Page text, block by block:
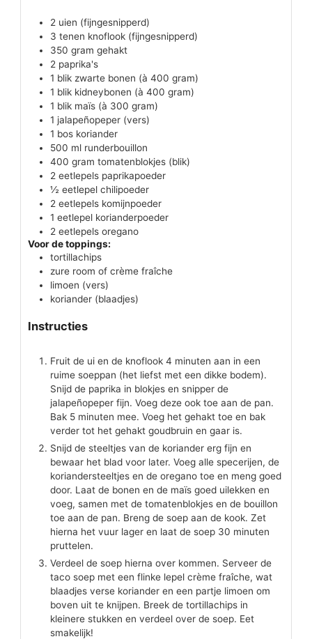
2 uien (fijngesnipperd)
3 tenen knoflook (fijngesnipperd)
350 gram gehakt
2 paprika's
1 blik zwarte bonen (à 400 gram)
1 blik kidneybonen (à 400 gram)
1 blik maïs (à 300 gram)
1 jalapeñopeper (vers)
1 bos koriander
500 ml runderbouillon
400 gram tomatenblokjes (blik)
2 eetlepels paprikapoeder
½ eetlepel chilipoeder
2 eetlepels komijnpoeder
1 eetlepel korianderpoeder
2 eetlepels oregano
Voor de toppings:
tortillachips
zure room of crème fraîche
limoen (vers)
koriander (blaadjes)
Instructies
Fruit de ui en de knoflook 4 minuten aan in een
ruime soeppan (het liefst met een dikke bodem).
Snijd de paprika in blokjes en snipper de
jalapeñopeper fijn. Voeg deze ook toe aan de pan.
Bak 5 minuten mee. Voeg het gehakt toe en bak
verder tot het gehakt goudbruin en gaar is.
Snijd de steeltjes van de koriander erg fijn en
bewaar het blad voor later. Voeg alle specerijen, de
koriandersteeltjes en de oregano toe en meng goed
door. Laat de bonen en de maïs goed uilekken en
voeg, samen met de tomatenblokjes en de bouillon
toe aan de pan. Breng de soep aan de kook. Zet
hierna het vuur lager en laat de soep 30 minuten
pruttelen.
Verdeel de soep hierna over kommen. Serveer de
taco soep met een flinke lepel crème fraîche, wat
blaadjes verse koriander en een partje limoen om
boven uit te knijpen. Breek de tortillachips in
kleinere stukken en verdeel over de soep. Eet
smakelijk!